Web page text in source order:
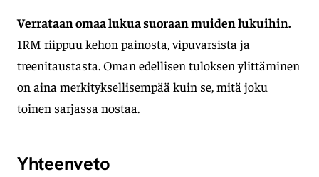
Verrataan omaa lukua suoraan muiden lukuihin.
1RM riippuu kehon painosta, vipuvarsista ja
treenitaustasta. Oman edellisen tuloksen ylittäminen
on aina merkityksellisempää kuin se, mitä joku
toinen sarjassa nostaa.
Yhteenveto